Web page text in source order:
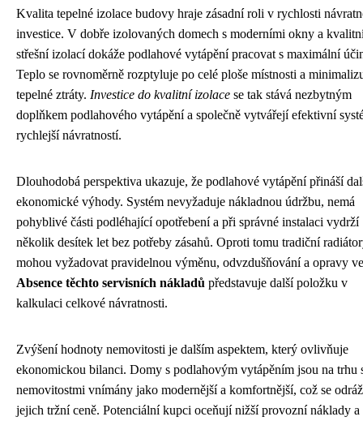
Kvalita tepelné izolace budovy hraje zásadní roli v rychlosti
investice. V dobře izolovaných domech s moderními okny a
střešní izolací dokáže podlahové vytápění pracovat s maximální
Teplo se rovnoměrně rozptyluje po celé ploše místnosti a
tepelné ztráty. Investice do kvalitní izolace se tak stává nezbytným
doplňkem podlahového vytápění a společně vytvářejí efektivní
rychlejší návratností.
Dlouhodobá perspektiva ukazuje, že podlahové vytápění přináší
ekonomické výhody. Systém nevyžaduje nákladnou údržbu, nemá
pohyblivé části podléhající opotřebení a při správné instalaci vydrží
několik desítek let bez potřeby zásahů. Oproti tomu tradiční
mohou vyžadovat pravidelnou výměnu, odvzdušňování a opravy
Absence těchto servisních nákladů představuje další položku v
kalkulaci celkové návratnosti.
Zvýšení hodnoty nemovitosti je dalším aspektem, který ovlivňuje
ekonomickou bilanci. Domy s podlahovým vytápěním jsou na trhu
nemovitostmi vnímány jako modernější a komfortnější, což se
jejich tržní ceně. Potenciální kupci oceňují nižší provozní náklady a